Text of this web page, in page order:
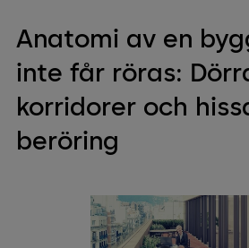
Anatomi av en
inte får röras:
korridorer och
beröring